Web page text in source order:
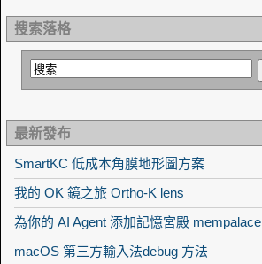
搜索落格
最新發布
SmartKC 低成本角膜地形圖方案
我的 OK 鏡之旅 Ortho-K lens
為你的 AI Agent 添加記憶宮殿 mempalace
macOS 第三方輸入法debug 方法